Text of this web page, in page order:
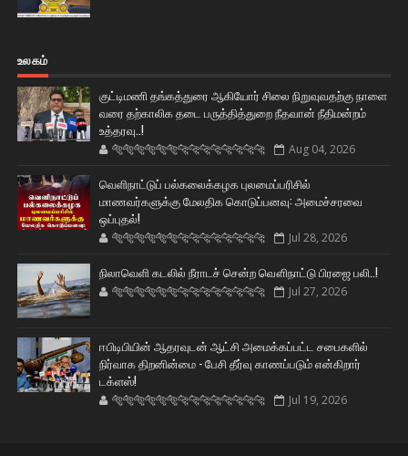
உலகம்
குட்டிமணி தங்கத்துரை ஆகியோர் சிலை நிறுவுவதற்கு நாளை
வரை தற்காலிக தடை பருத்தித்துறை நீதவான் நீதிமன்றம்
உத்தரவு..!
🐅🐅🐅🐅🐅🐅🐆🐆🐆🐆🐆🐆🐆🐆 Aug 04, 2026
வெளிநாட்டுப் பல்கலைக்கழக புலமைப்பரிசில்
மாணவர்களுக்கு மேலதிக கொடுப்பனவு: அமைச்சரவை
ஒப்புதல்!
🐅🐅🐅🐅🐅🐅🐆🐆🐆🐆🐆🐆🐆🐆 Jul 28, 2026
நிலாவெளி கடலில் நீராடச் சென்ற வௌிநாட்டு பிரஜை பலி..!
🐅🐅🐅🐅🐅🐅🐆🐆🐆🐆🐆🐆🐆🐆 Jul 27, 2026
ஈபிடிபியின் ஆதரவுடன் ஆட்சி அமைக்கப்பட்ட சபைகளில்
நிர்வாக திறனின்மை - பேசி தீர்வு காணப்படும் என்கிறார்
டக்ளஸ்!
🐅🐅🐅🐅🐅🐅🐆🐆🐆🐆🐆🐆🐆🐆 Jul 19, 2026